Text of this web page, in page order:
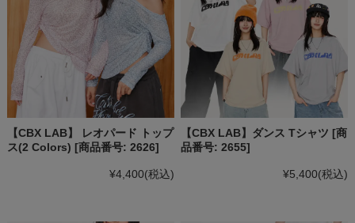
【CBX LAB】 レオパード トップ
ス(2 Colors) [商品番号: 2626]
¥4,400(税込)
【CBX LAB】ダンス Tシャツ [商
品番号: 2655]
¥5,400(税込)